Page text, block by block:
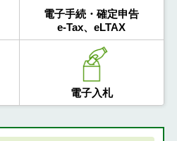
電子手続・確定申告
e-Tax、eLTAX
電子入札